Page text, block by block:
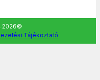
2026©
Tájékoztató